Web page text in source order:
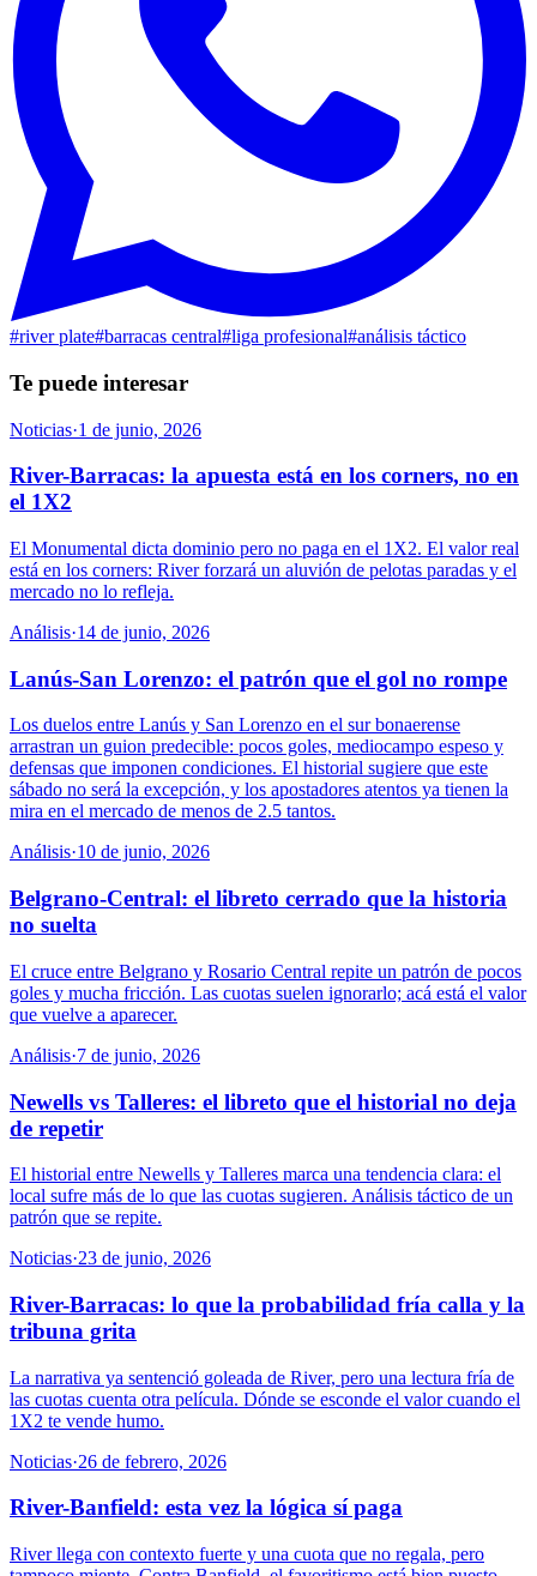
#river plate#barracas central#liga profesional#análisis táctico
Te puede interesar
Noticias·1 de junio, 2026
River-Barracas: la apuesta está en los corners, no en
el 1X2
El Monumental dicta dominio pero no paga en el 1X2. El valor real
está en los corners: River forzará un aluvión de pelotas paradas y el
mercado no lo refleja.
Análisis·14 de junio, 2026
Lanús-San Lorenzo: el patrón que el gol no rompe
Los duelos entre Lanús y San Lorenzo en el sur bonaerense
arrastran un guion predecible: pocos goles, mediocampo espeso y
defensas que imponen condiciones. El historial sugiere que este
sábado no será la excepción, y los apostadores atentos ya tienen la
mira en el mercado de menos de 2.5 tantos.
Análisis·10 de junio, 2026
Belgrano-Central: el libreto cerrado que la historia
no suelta
El cruce entre Belgrano y Rosario Central repite un patrón de pocos
goles y mucha fricción. Las cuotas suelen ignorarlo; acá está el valor
que vuelve a aparecer.
Análisis·7 de junio, 2026
Newells vs Talleres: el libreto que el historial no deja
de repetir
El historial entre Newells y Talleres marca una tendencia clara: el
local sufre más de lo que las cuotas sugieren. Análisis táctico de un
patrón que se repite.
Noticias·23 de junio, 2026
River-Barracas: lo que la probabilidad fría calla y la
tribuna grita
La narrativa ya sentenció goleada de River, pero una lectura fría de
las cuotas cuenta otra película. Dónde se esconde el valor cuando el
1X2 te vende humo.
Noticias·26 de febrero, 2026
River-Banfield: esta vez la lógica sí paga
River llega con contexto fuerte y una cuota que no regala, pero